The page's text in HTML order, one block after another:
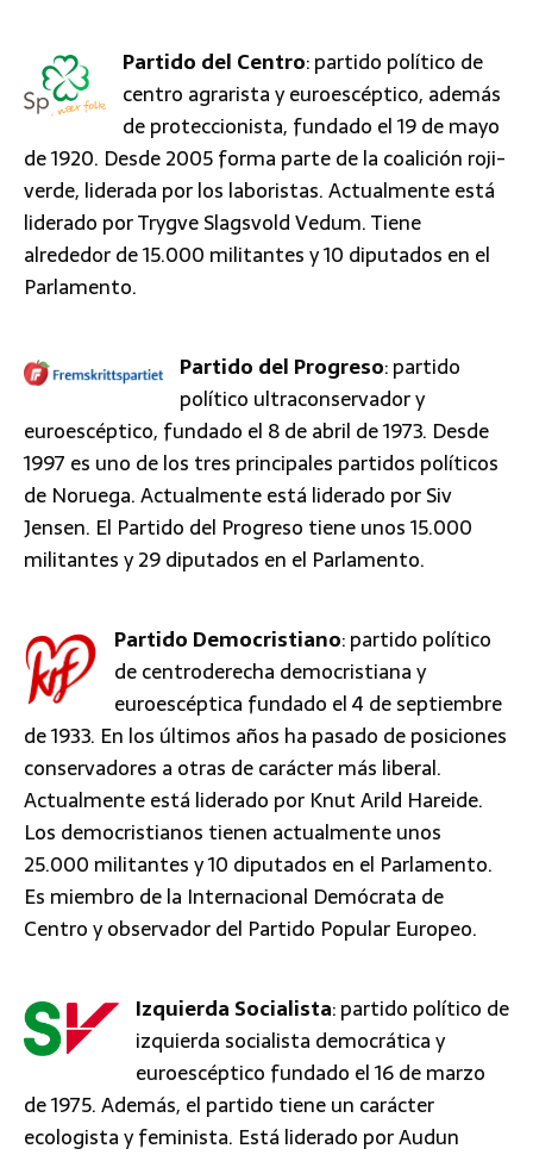
Partido del Centro: partido político de
centro agrarista y euroescéptico, además
de proteccionista, fundado el 19 de mayo
de 1920. Desde 2005 forma parte de la coalición roji-
verde, liderada por los laboristas. Actualmente está
liderado por Trygve Slagsvold Vedum. Tiene
alrededor de 15.000 militantes y 10 diputados en el
Parlamento.
Partido del Progreso: partido
político ultraconservador y
euroescéptico, fundado el 8 de abril de 1973. Desde
1997 es uno de los tres principales partidos políticos
de Noruega. Actualmente está liderado por Siv
Jensen. El Partido del Progreso tiene unos 15.000
militantes y 29 diputados en el Parlamento.
Partido Democristiano: partido político
de centroderecha democristiana y
euroescéptica fundado el 4 de septiembre
de 1933. En los últimos años ha pasado de posiciones
conservadores a otras de carácter más liberal.
Actualmente está liderado por Knut Arild Hareide.
Los democristianos tienen actualmente unos
25.000 militantes y 10 diputados en el Parlamento.
Es miembro de la Internacional Demócrata de
Centro y observador del Partido Popular Europeo.
Izquierda Socialista: partido político de
izquierda socialista democrática y
euroescéptico fundado el 16 de marzo
de 1975. Además, el partido tiene un carácter
ecologista y feminista. Está liderado por Audun